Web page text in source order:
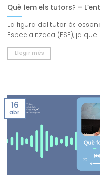
Què fem els tutors? –
La figura del tutor és
Especialitzada (FSE), ja
Llegir més
16
abr.